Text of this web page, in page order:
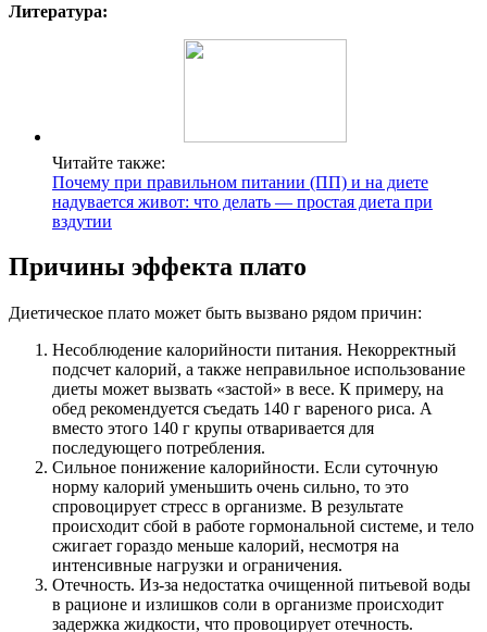
Литература:
Читайте также:
Почему при правильном питании (ПП) и на диете
надувается живот: что делать — простая диета при
вздутии
Причины эффекта плато
Диетическое плато может быть вызвано рядом причин:
Несоблюдение калорийности питания. Некорректный
подсчет калорий, а также неправильное использование
диеты может вызвать «застой» в весе. К примеру, на
обед рекомендуется съедать 140 г вареного риса. А
вместо этого 140 г крупы отваривается для
последующего потребления.
Сильное понижение калорийности. Если суточную
норму калорий уменьшить очень сильно, то это
спровоцирует стресс в организме. В результате
происходит сбой в работе гормональной системе, и тело
сжигает гораздо меньше калорий, несмотря на
интенсивные нагрузки и ограничения.
Отечность. Из-за недостатка очищенной питьевой воды
в рационе и излишков соли в организме происходит
задержка жидкости, что провоцирует отечность.